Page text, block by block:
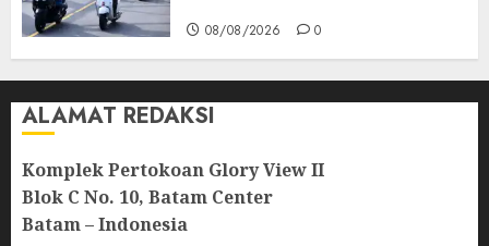
08/08/2026 0
ALAMAT REDAKSI
Komplek Pertokoan Glory View II
Blok C No. 10, Batam Center
Batam – Indonesia